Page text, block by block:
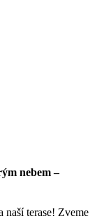
nebem –
naší terase! Zveme